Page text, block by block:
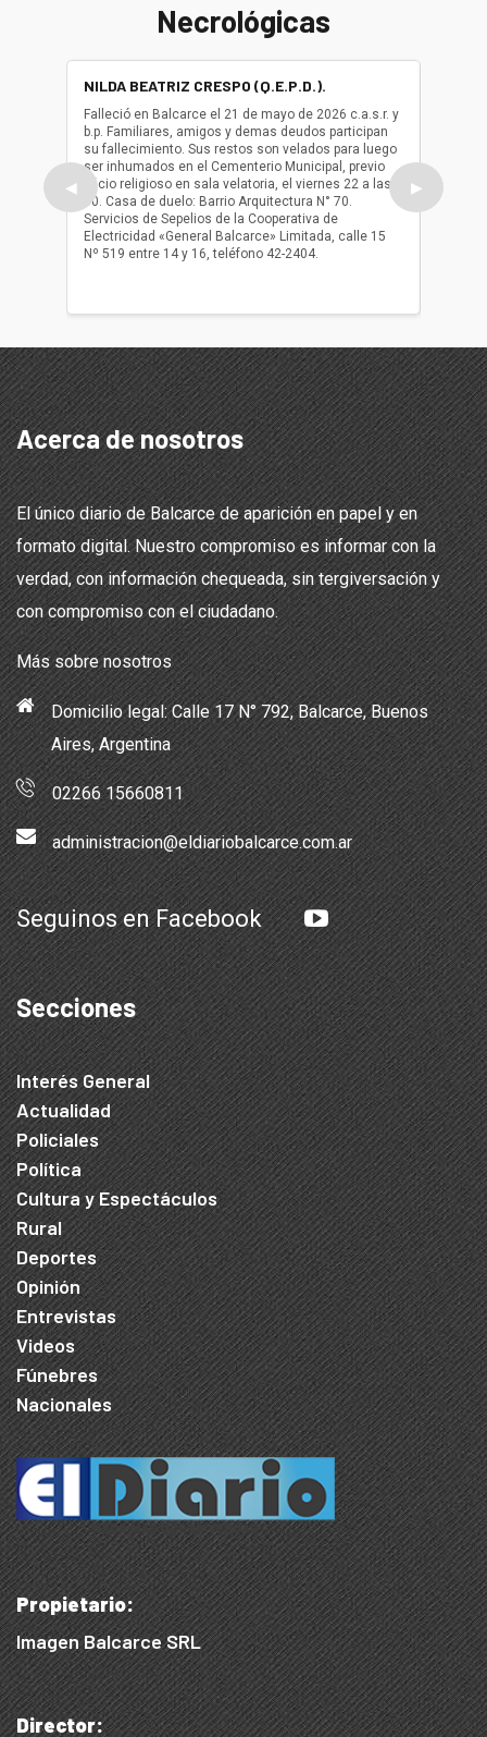
Necrológicas
◀
NILDA BEATRIZ CRESPO (Q.E.P.D.).
Falleció en Balcarce el 21 de mayo de 2026 c.a.s.r. y
b.p. Familiares, amigos y demas deudos participan
su fallecimiento. Sus restos son velados para luego
ser inhumados en el Cementerio Municipal, previo
oficio religioso en sala velatoria, el viernes 22 a las
10. Casa de duelo: Barrio Arquitectura N° 70.
Servicios de Sepelios de la Cooperativa de
Electricidad «General Balcarce» Limitada, calle 15
Nº 519 entre 14 y 16, teléfono 42-2404.
ser
oficio
▶
Acerca de nosotros
El único diario de Balcarce de aparición en papel y en
formato digital. Nuestro compromiso es informar con la
verdad, con información chequeada, sin tergiversación y
con compromiso con el ciudadano.
Más sobre nosotros
Domicilio legal: Calle 17 N° 792, Balcarce, Buenos
Aires, Argentina
02266 15660811
administracion@eldiariobalcarce.com.ar
Seguinos en Facebook
Secciones
Interés General
Actualidad
Policiales
Política
Cultura y Espectáculos
Rural
Deportes
Opinión
Entrevistas
Videos
Fúnebres
Nacionales
Propietario:
Imagen Balcarce SRL
Director: